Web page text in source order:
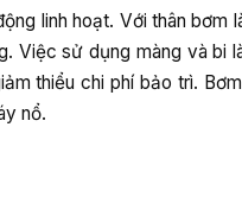
linh hoạt. Với thân bơm
Việc sử dụng màng và bi
thiểu chi phí bảo trì.
nổ.